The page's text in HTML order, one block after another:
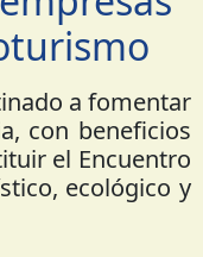
a fomentar
con beneficios
el Encuentro
ecológico y